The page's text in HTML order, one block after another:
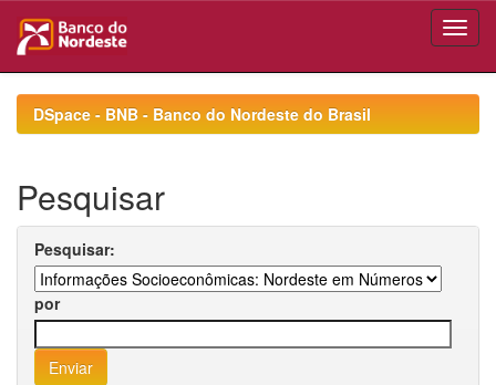
navigationDSpace - BNB - Banco do Nordeste do Brasil
Pesquisar
Pesquisar:
por